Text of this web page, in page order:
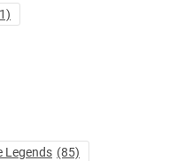
Legends (85)